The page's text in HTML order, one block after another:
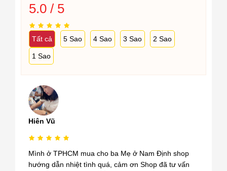
5.0 / 5
Tất cả 5 Sao 4 Sao 3 Sao 2 Sao
1 Sao
Hiên Vũ
Mình ở TPHCM mua cho ba Mẹ ở Nam Định shop
hướng dẫn nhiệt tình quá, cảm ơn Shop đã tư vấn